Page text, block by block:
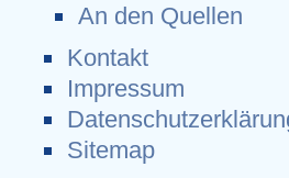
An den Quellen
Kontakt
Impressum
Sitemap